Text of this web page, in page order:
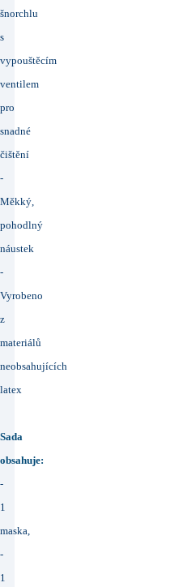
šnorchlu
s
vypouštěcím
ventilem
pro
snadné
čištění
-
Měkký,
pohodlný
náustek
-
Vyrobeno
z
materiálů
neobsahujících
latex
Sada
obsahuje:
-
1
maska,
-
1